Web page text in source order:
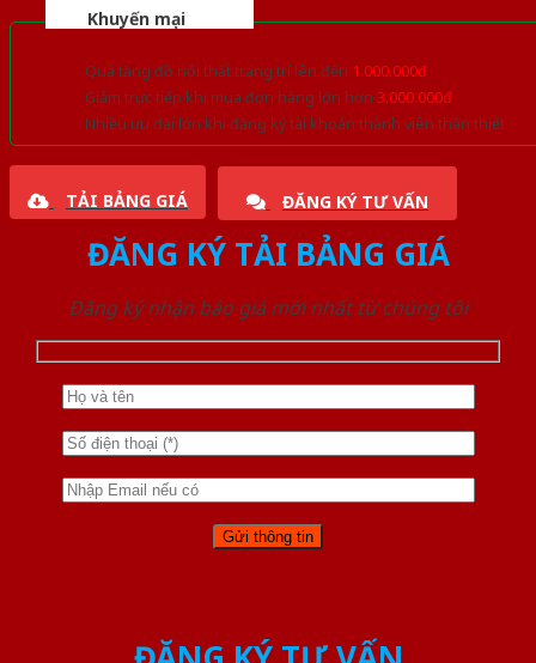
Khuyến mại
Quà tặng đồ nội thất trang trí lên đến 1.000.000đ
Giảm trực tiếp khi mua đơn hàng lớn hơn 3.000.000đ
Nhiều ưu đãi lớn khi đăng ký tài khoản thành viên thân thiết
TẢI BẢNG GIÁ ĐĂNG KÝ TƯ VẤN
ĐĂNG KÝ TẢI BẢNG GIÁ
Đăng ký nhận báo giá mới nhất từ chúng tôi